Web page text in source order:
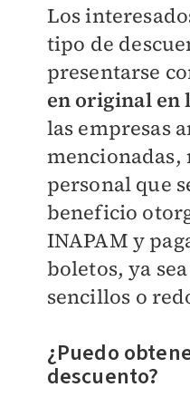
Los
tipo de
presentarse
en original en
las empresas
personal que
beneficio
INAPAM y
boletos, ya
sencillos o
¿Puedo
descuento?